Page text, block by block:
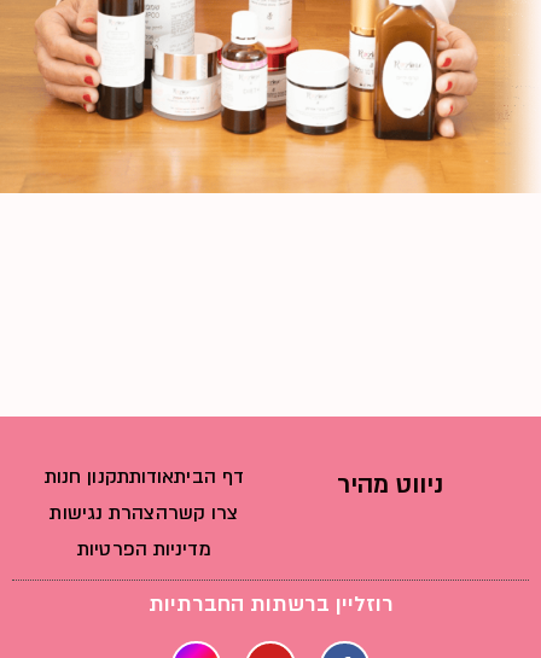
ניווט מהיר דף הביתאודותתקנון חנות
צרו קשרהצהרת נגישות
מדיניות הפרטיות
רוזליין ברשתות החברתיות